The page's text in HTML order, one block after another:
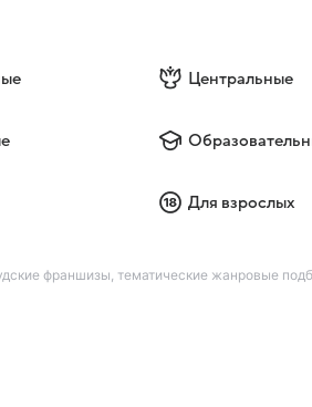
Центральные
Для взрослых
франшизы, тематические жанровые